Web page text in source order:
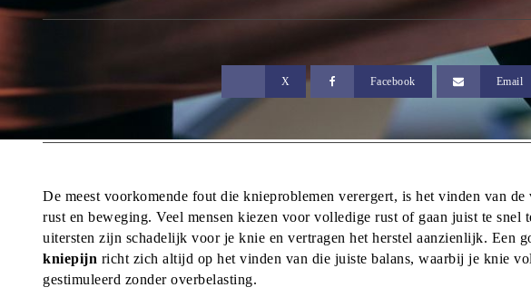
X Facebook Email
De meest voorkomende fout die knieproblemen verergert, is het vinden van de
rust en beweging. Veel mensen kiezen voor volledige rust of gaan juist te snel
uitersten zijn schadelijk voor je knie en vertragen het herstel aanzienlijk. Een
kniepijn richt zich altijd op het vinden van die juiste balans, waarbij je knie
gestimuleerd zonder overbelasting.